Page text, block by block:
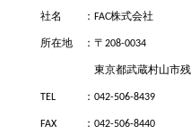
社名 FAC株式会社
所在地 〒208-0034
東京都武蔵村山市
TEL 042-506-8439
FAX 042-506-8440